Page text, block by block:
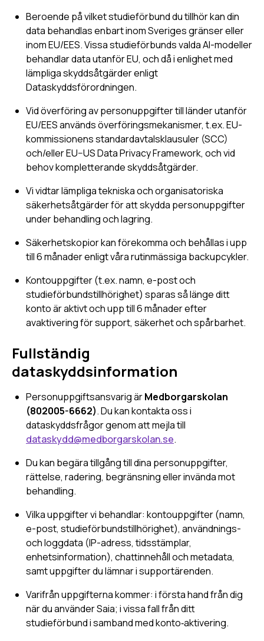
Beroende på vilket studieförbund du tillhör kan din
data behandlas enbart inom Sveriges gränser eller
inom EU/EES. Vissa studieförbunds valda AI-modeller
behandlar data utanför EU, och då i enlighet med
lämpliga skyddsåtgärder enligt
Dataskyddsförordningen.
Vid överföring av personuppgifter till länder utanför
EU/EES används överföringsmekanismer, t.ex. EU-
kommissionens standardavtalsklausuler (SCC)
och/eller EU–US Data Privacy Framework, och vid
behov kompletterande skyddsåtgärder.
Vi vidtar lämpliga tekniska och organisatoriska
säkerhetsåtgärder för att skydda personuppgifter
under behandling och lagring.
Säkerhetskopior kan förekomma och behållas i upp
till 6 månader enligt våra rutinmässiga backupcykler.
Kontouppgifter (t.ex. namn, e-post och
studieförbundstillhörighet) sparas så länge ditt
konto är aktivt och upp till 6 månader efter
avaktivering för support, säkerhet och spårbarhet.
Fullständig
dataskyddsinformation
Personuppgiftsansvarig ärMedborgarskolan
(802005-6662). Du kan kontakta oss i
dataskyddsfrågor genom att mejla till
dataskydd@medborgarskolan.se.
Du kan begära tillgång till dina personuppgifter,
rättelse, radering, begränsning eller invända mot
behandling.
Vilka uppgifter vi behandlar: kontouppgifter (namn,
e-post, studieförbundstillhörighet), användnings-
och loggdata (IP-adress, tidsstämplar,
enhetsinformation), chattinnehåll och metadata,
samt uppgifter du lämnar i supportärenden.
Varifrån uppgifterna kommer: i första hand från dig
när du använder Saia; i vissa fall från ditt
studieförbund i samband med konto‑aktivering.